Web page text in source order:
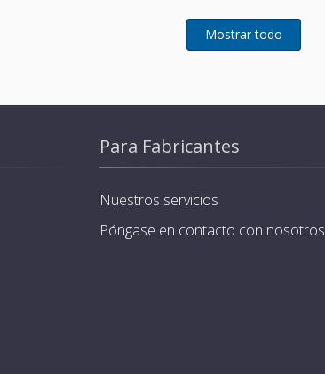
Para Fabricantes
Nuestros servicios
Póngase en contacto con nosotros